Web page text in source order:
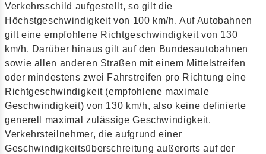
Verkehrsschild aufgestellt, so gilt die
Höchstgeschwindigkeit von 100 km/h. Auf Autobahnen
gilt eine empfohlene Richtgeschwindigkeit von 130
km/h. Darüber hinaus gilt auf den Bundesautobahnen
sowie allen anderen Straßen mit einem Mittelstreifen
oder mindestens zwei Fahrstreifen pro Richtung eine
Richtgeschwindigkeit (empfohlene maximale
Geschwindigkeit) von 130 km/h, also keine definierte
generell maximal zulässige Geschwindigkeit.
Verkehrsteilnehmer, die aufgrund einer
Geschwindigkeitsüberschreitung außerorts auf der